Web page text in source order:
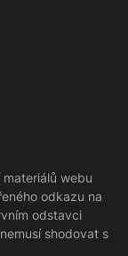
webu
odkazu na
odstavci
shodovat s